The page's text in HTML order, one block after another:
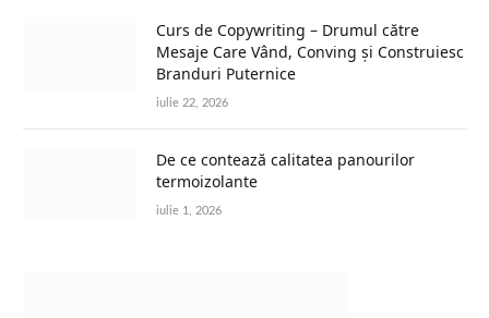
Curs de Copywriting – Drumul către
Mesaje Care Vând, Conving și Construiesc
Branduri Puternice
iulie 22, 2026
De ce contează calitatea panourilor
termoizolante
iulie 1, 2026